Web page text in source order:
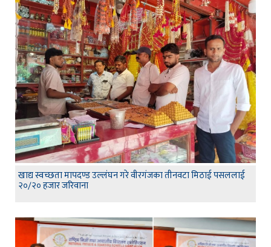
खाद्य स्वच्छता मापदण्ड उल्लंघन गरे वीरगंजका तीनवटा मिठाई पसललाई
२०/२० हजार जरिवाना